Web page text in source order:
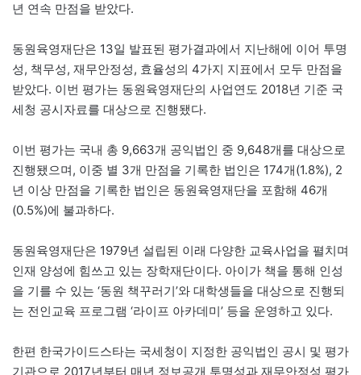
년 연속 만점을 받았다.
동원육영재단은 13일 발표된 평가결과에서 지난해에 이어 투명
성, 책무성, 재무안정성, 효율성의 4가지 지표에서 모두 만점을
받았다. 이번 평가는 동원육영재단의 사업연도 2018년 기준 국
세청 공시자료를 대상으로 진행됐다.
이번 평가는 국내 총 9,663개 공익법인 중 9,648개를 대상으로
진행됐으며, 이중 별 3개 만점을 기록한 법인은 174개(1.8%), 2
년 이상 만점을 기록한 법인은 동원육영재단을 포함해 46개
(0.5%)에 불과하다.
동원육영재단은 1979년 설립된 이래 다양한 교육사업을 펼치며
인재 양성에 힘쓰고 있는 장학재단이다. 아이가 책을 통해 인성
을 기를 수 있는 ‘동원 책꾸러기’와 대학생들을 대상으로 진행되
는 전인교육 프로그램 ‘라이프 아카데미’ 등을 운영하고 있다.
한편 한국가이드스타는 국세청이 지정한 공익법인 공시 및 평가
기관으로 2017년부터 매년 정보공개 투명성과 재무안정성 평가